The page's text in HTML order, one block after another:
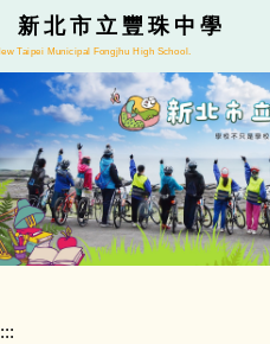
跳
到
主
要
容
區
新北市立豐珠中學
Taipei Municipal Fongjhu High School.
:::